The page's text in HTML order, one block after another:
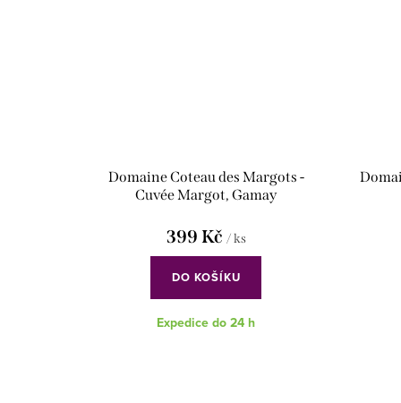
Domaine Coteau des Margots -
Cuvée Margot, Gamay
399 Kč / ks
DO KOŠÍKU
Expedice do 24 h